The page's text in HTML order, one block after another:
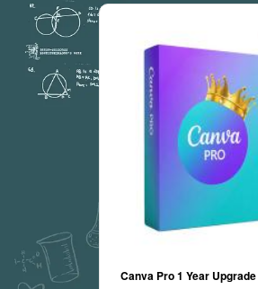
Canva Pro 1 Year Upgrade